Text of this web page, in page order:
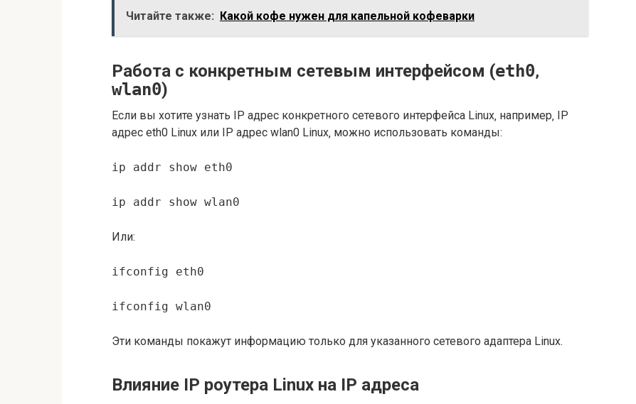
Читайте также: Какой кофе нужен для капельной кофеварки
Работа с конкретным сетевым интерфейсом (eth0‚
wlan0)
Если вы хотите узнать IP адрес конкретного сетевого интерфейса Linux‚ например‚ IP
адрес eth0 Linux или IP адрес wlan0 Linux‚ можно использовать команды:
ip addr show eth0
ip addr show wlan0
Или:
ifconfig eth0
ifconfig wlan0
Эти команды покажут информацию только для указанного сетевого адаптера Linux.
Влияние IP роутера Linux на IP адреса